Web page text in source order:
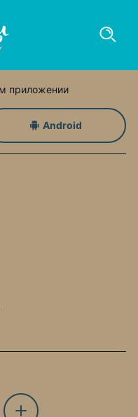
приложении
Android